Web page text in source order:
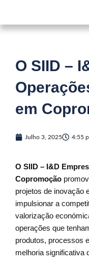
content
O SIID –
em
Julho 3, 2025 4:55
O SIID – I&D
Copromoção
projetos de inovação
impulsionar a
valorização
operações que
produtos, processos
melhoria significativa